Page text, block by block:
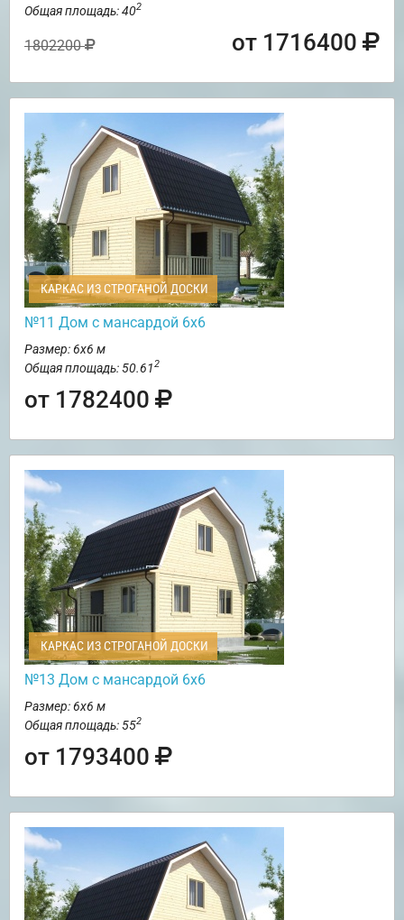
Общая площадь: 402
1802200 от 1716400
КАРКАС ИЗ СТРОГАНОЙ ДОСКИ
№11 Дом с мансардой 6х6
Размер: 6х6 м
Общая площадь: 50.612
от 1782400
КАРКАС ИЗ СТРОГАНОЙ ДОСКИ
№13 Дом с мансардой 6х6
Размер: 6х6 м
Общая площадь: 552
от 1793400